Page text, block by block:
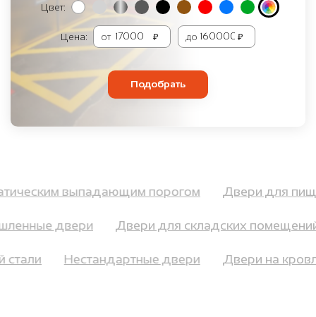
Цвет:
Цена: от ₽ до ₽
Подобрать
выпадающим порогом Двери для
двери Двери для складских помещений
стали Нестандартные двери Двери на